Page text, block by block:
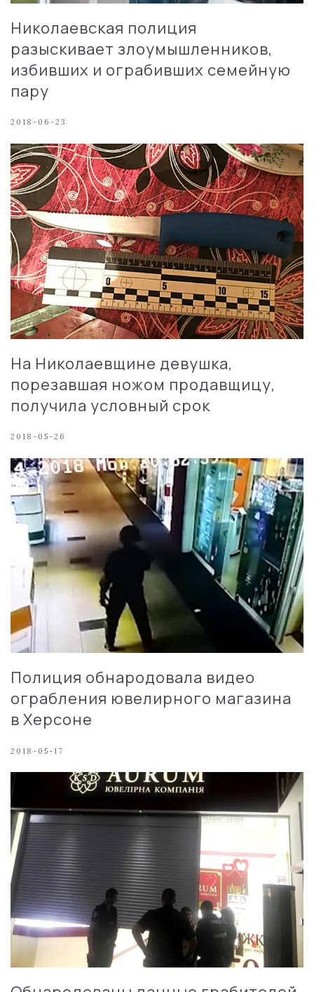
Николаевская полиция
разыскивает злоумышленников,
избивших и ограбивших семейную
пару
2018-06-23
На Николаевщине девушка,
порезавшая ножом продавщицу,
получила условный срок
2018-05-26
Полиция обнародовала видео
ограбления ювелирного магазина
в Херсоне
2018-05-17